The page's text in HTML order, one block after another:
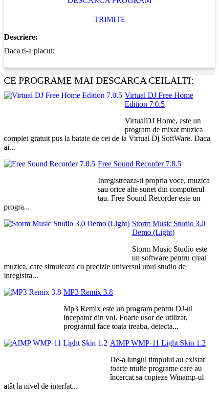
TRIMITE
Descriere:
Daca ti-a placut:
CE PROGRAME MAI DESCARCA CEILALTI:
Virtual DJ Free Home
Edition 7.0.5
VirtualDJ Home, este un
program de mixat muzica
complet gratuit pus la bataie de cei de la Virtual Dj SoftWare. Daca
ai...
Free Sound Recorder 7.8.5
Inregistreaza-ti propria voce, muzica
sau orice alte sunet din computerul
tau. Free Sound Recorder este un
progra...
Storm Music Studio 3.0
Demo (Light)
Storm Music Studio este
un software pentru creat
muzica, care simuleaza cu precizie universul unui studio de
inregistra...
MP3 Remix 3.8
Mp3 Remix este un program pentru DJ-ul
incepator din voi. Foarte usor de utilizat,
programul face toata treaba, detecta...
AIMP WMP-11 Light Skin 1.2
De-a lungul timpului au existat
foarte multe programe care au
încercat sa copieze Winamp-ul
atât la nivel de interfat...